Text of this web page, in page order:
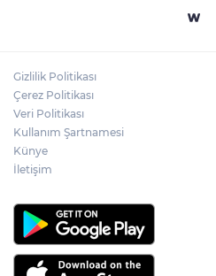
Yapay zekada
Gizlilik Politikası
Çerez Politikası
Veri Politikası
Kullanım Şartnamesi
Künye
İletişim